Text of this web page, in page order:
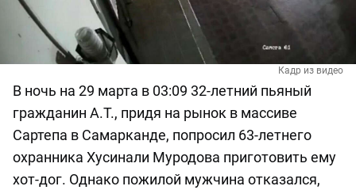
Кадр из видео
В ночь на 29 марта в 03:09 32-летний пьяный
гражданин А.Т., придя на рынок в массиве
Сартепа в Самарканде, попросил 63-летнего
охранника Хусинали Муродова приготовить ему
хот-дог. Однако пожилой мужчина отказался,